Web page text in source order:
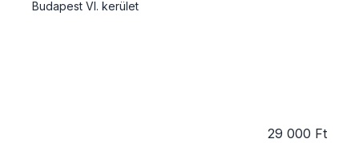
Budapest VI. kerület
29 000 Ft